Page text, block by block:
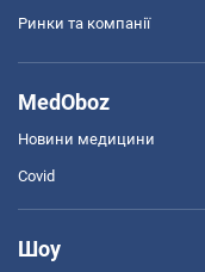
Ринки та компанії
MedOboz
Новини медицини
Covid
Шоу